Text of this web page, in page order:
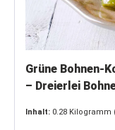
Grüne Bohnen-
– Dreierlei
Inhalt: 0.28 Kilogramm